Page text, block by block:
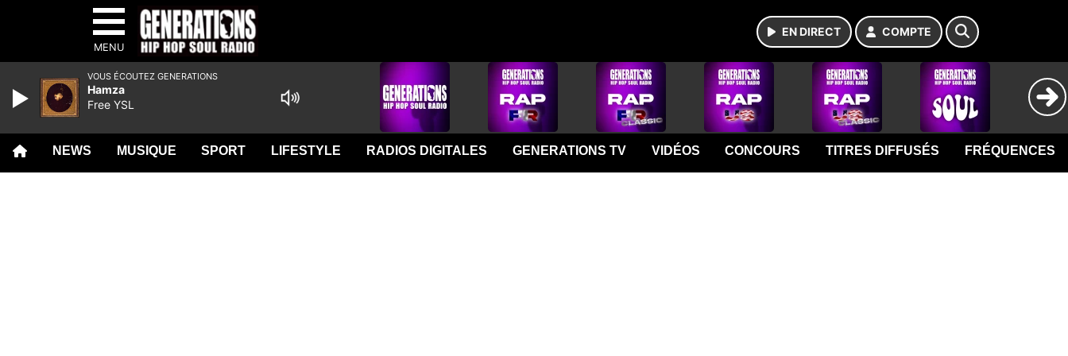
MENU
EN DIRECT COMPTE
NEWS MUSIQUE SPORT LIFESTYLE RADIOS DIGITALES GENERATIONS TV VIDÉOS CONCOURS TITRES DIFFUSÉS FRÉQUENCES
VOUS ÉCOUTEZ GENERATIONS
Hamza
Free YSL